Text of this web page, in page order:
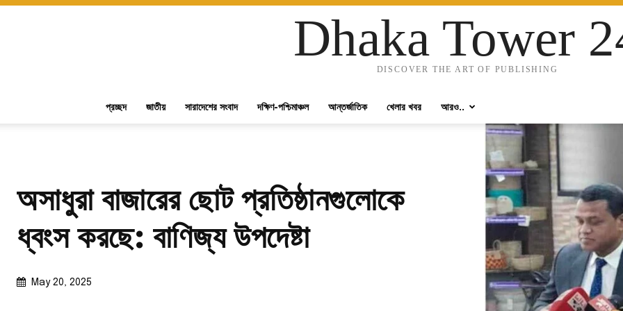
Dhaka Tower
DISCOVER THE ART OF PUBLISHING
প্রচ্ছদ জাতীয় সারাদেশের সংবাদ দক্ষিণ-পশ্চিমাঞ্চল আন্তর্জাতিক খেলার খবর আরও..
অসাধুরা বাজারের ছোট প্রতিষ্ঠানগুলোকে
ধ্বংস করছে: বাণিজ্য উপদেষ্টা
May 20, 2025